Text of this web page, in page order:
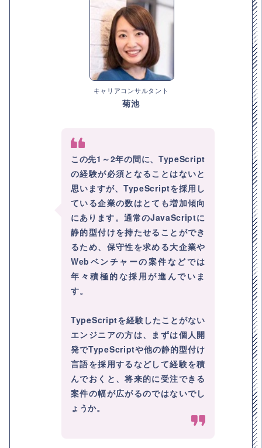
キャリアコンサルタント
菊池
この先1～2年の間に、TypeScript
の経験が必須となることはないと
思いますが、TypeScriptを採用し
ている企業の数はとても増加傾向
にあります。通常のJavaScriptに
静的型付けを持たせることができ
るため、保守性を求める大企業や
Webベンチャーの案件などでは
年々積極的な採用が進んでいま
す。
TypeScriptを経験したことがない
エンジニアの方は、まずは個人開
発でTypeScriptや他の静的型付け
言語を採用するなどして経験を積
んでおくと、将来的に受注できる
案件の幅が広がるのではないでし
ょうか。